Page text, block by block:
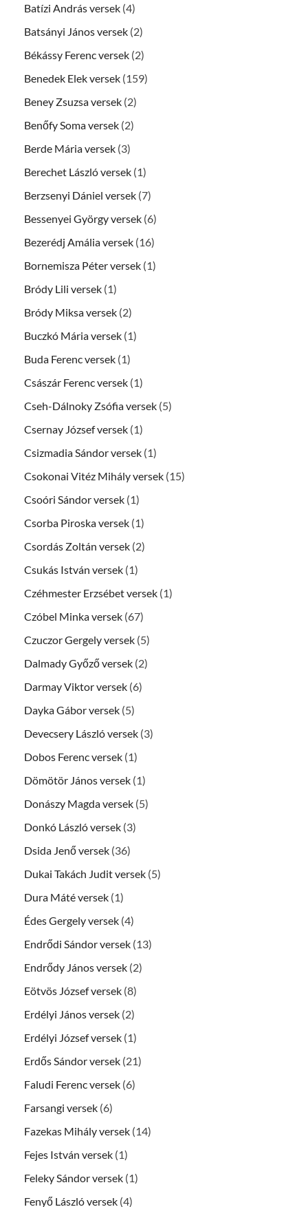
Batízi András versek (4)
Batsányi János versek (2)
Békássy Ferenc versek (2)
Benedek Elek versek (159)
Beney Zsuzsa versek (2)
Benőfy Soma versek (2)
Berde Mária versek (3)
Berechet László versek (1)
Berzsenyi Dániel versek (7)
Bessenyei György versek (6)
Bezerédj Amália versek (16)
Bornemisza Péter versek (1)
Bródy Lili versek (1)
Bródy Miksa versek (2)
Buczkó Mária versek (1)
Buda Ferenc versek (1)
Császár Ferenc versek (1)
Cseh-Dálnoky Zsófia versek (5)
Csernay József versek (1)
Csizmadia Sándor versek (1)
Csokonai Vitéz Mihály versek (15)
Csoóri Sándor versek (1)
Csorba Piroska versek (1)
Csordás Zoltán versek (2)
Csukás István versek (1)
Czéhmester Erzsébet versek (1)
Czóbel Minka versek (67)
Czuczor Gergely versek (5)
Dalmady Győző versek (2)
Darmay Viktor versek (6)
Dayka Gábor versek (5)
Devecsery László versek (3)
Dobos Ferenc versek (1)
Dömötör János versek (1)
Donászy Magda versek (5)
Donkó László versek (3)
Dsida Jenő versek (36)
Dukai Takách Judit versek (5)
Dura Máté versek (1)
Édes Gergely versek (4)
Endrődi Sándor versek (13)
Endrődy János versek (2)
Eötvös József versek (8)
Erdélyi János versek (2)
Erdélyi József versek (1)
Erdős Sándor versek (21)
Faludi Ferenc versek (6)
Farsangi versek (6)
Fazekas Mihály versek (14)
Fejes István versek (1)
Feleky Sándor versek (1)
Fenyő László versek (4)